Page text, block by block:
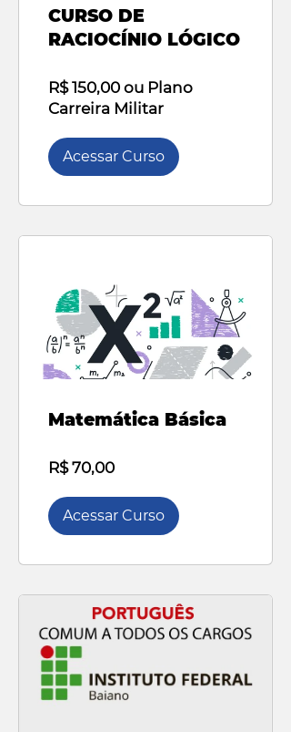
CURSO DE
RACIOCÍNIO LÓGICO
R$ 150,00 ou Plano
Carreira Militar
Acessar Curso
Matemática Básica
R$ 70,00
Acessar Curso